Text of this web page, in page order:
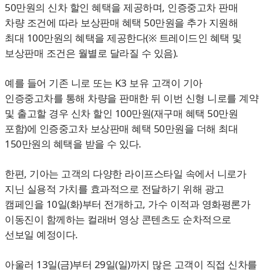
50만원의 신차 할인 혜택을 제공하며, 인증중고차 판매
차량 조건에 따라 보상판매 혜택 50만원을 추가 지원해
최대 100만원의 혜택을 제공한다(※ 트레이드인 혜택 및
보상판매 조건은 월별로 달라질 수 있음).
예를 들어 기존 니로 또는 K3 보유 고객이 기아
인증중고차를 통해 차량을 판매한 뒤 이번 신형 니로를 계약
및 출고할 경우 신차 할인 100만원(재구매 혜택 50만원
포함)에 인증중고차 보상판매 혜택 50만원을 더해 최대
150만원의 혜택을 받을 수 있다.
한편, 기아는 고객의 다양한 라이프스타일 속에서 니로가
지닌 실용적 가치를 효과적으로 전달하기 위해 광고
캠페인을 10일(화)부터 전개하고, 가수 이적과 영화평론가
이동진이 함께하는 컬래버 영상 콘텐츠도 순차적으로
선보일 예정이다.
아울러 13일(금)부터 29일(일)까지 많은 고객이 직접 신차를